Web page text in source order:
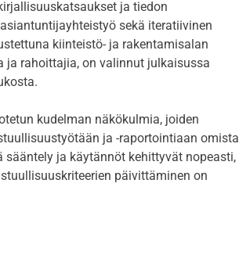
ja tiedon
sekä iteratiivinen
kiinteistö- ja rakentamisalan
rahoittajia, on valinnut julkaisussa
kudelman näkökulmia, joiden
ja -raportointiaan omista
ja käytännöt kehittyvät nopeasti,
päivittäminen on